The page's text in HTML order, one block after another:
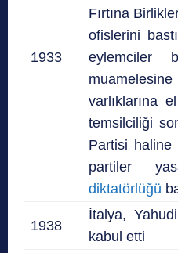
1933
Fırtına
ofislerini
eylemciler
varlıklarına
temsilciliği
Partisi
partiler
diktatörlüğü
1938
İtalya,
kabul etti